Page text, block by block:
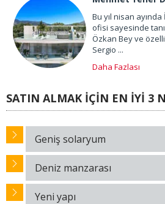
Bu yıl nisan
ofisi sayesinde
Özkan Bey ve
Sergio ...
Daha Fazlası
SATIN ALMAK İÇİN EN İYİ 3
Geniş solaryum
Deniz manzarası
Yeni yapı